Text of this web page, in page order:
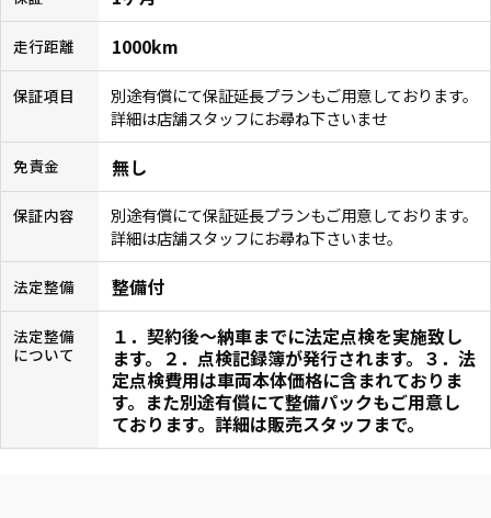
走行距離 1000km
保証項目
別途有償にて保証延長プランもご用意しております。
詳細は店舗スタッフにお尋ね下さいませ
免責金 無し
保証内容
別途有償にて保証延長プランもご用意しております。
詳細は店舗スタッフにお尋ね下さいませ。
法定整備 整備付
法定整備
について
１．契約後〜納車までに法定点検を実施致し
ます。２．点検記録簿が発行されます。３．法
定点検費用は車両本体価格に含まれておりま
す。また別途有償にて整備パックもご用意し
ております。詳細は販売スタッフまで。